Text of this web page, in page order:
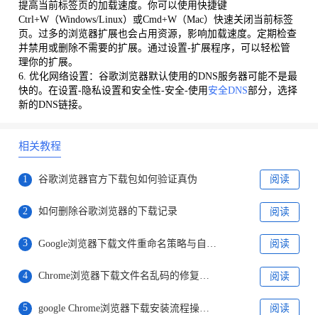
提高当前标签页的加载速度。你可以使用快捷键
Ctrl+W（Windows/Linux）或Cmd+W（Mac）快速关闭当前标签
页。过多的浏览器扩展也会占用资源，影响加载速度。定期检查
并禁用或删除不需要的扩展。通过设置-扩展程序，可以轻松管
理你的扩展。
6. 优化网络设置：谷歌浏览器默认使用的DNS服务器可能不是最
快的。在设置-隐私设置和安全性-安全-使用 安全DNS部分，选择
新的DNS链接。
相关教程
1 谷歌浏览器官方下载包如何验证真伪 阅读
2 如何删除谷歌浏览器的下载记录 阅读
3 阅读
4 Chrome浏览器下载文件名乱码的修复方法 阅读
5 google Chrome浏览器下载安装流程操作指南 阅读